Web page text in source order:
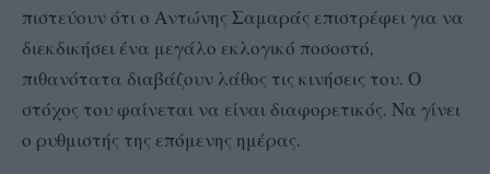
πιστεύουν ότι ο Αντώνης Σαμαράς επιστρέφει για να
διεκδικήσει ένα μεγάλο εκλογικό ποσοστό,
πιθανότατα διαβάζουν λάθος τις κινήσεις του. Ο
στόχος του φαίνεται να είναι διαφορετικός. Να γίνει
ο ρυθμιστής της επόμενης ημέρας.